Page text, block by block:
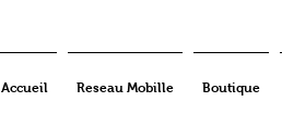
Accueil Reseau Mobille Boutique